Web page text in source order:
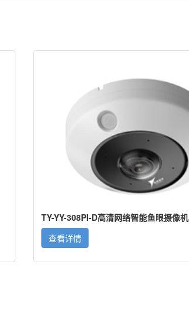
TY-YY-308PI-D高清网络智能鱼眼摄像机
查看详情